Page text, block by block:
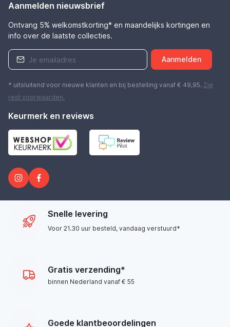
Aanmelden nieuwsbrief
Ontvang 5% welkomstkorting* en maandelijks kortingen en
info over de laatste collecties.
Aanmelden
* uitsluitend voor nieuwe klanten en bij bestelling vanaf € 49,95. Zie
rest voorwaarden.
Keurmerk en reviews
Snelle levering
Voor 21.30 uur besteld, vandaag verstuurd*
Gratis verzending*
binnen Nederland vanaf € 55
Goede klantbeoordelingen